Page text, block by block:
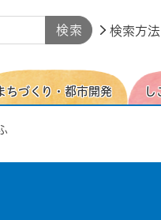
検索方法
ちづくり・都市開発 し